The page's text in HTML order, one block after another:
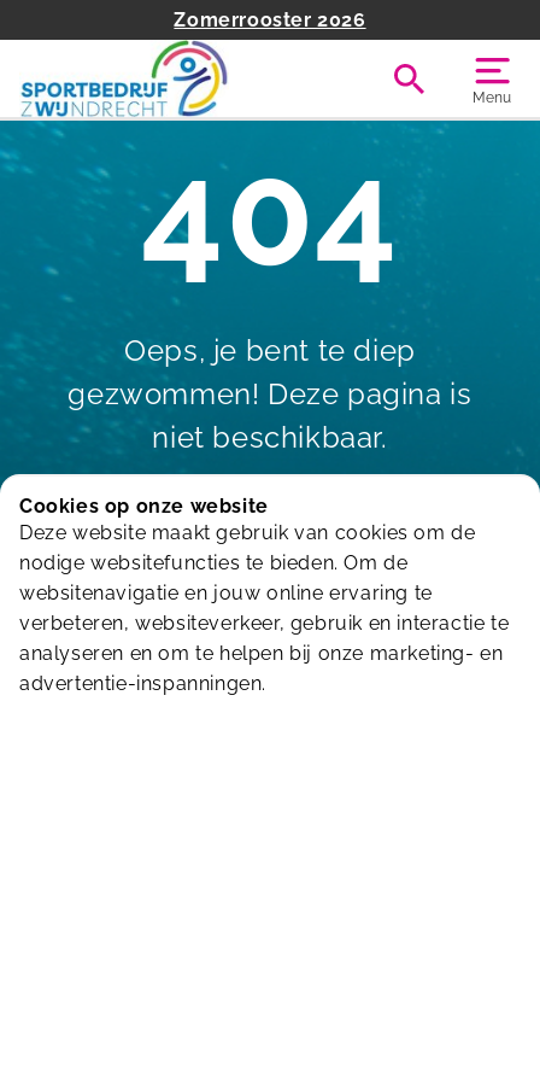
Zomerrooster 2026
Menu
404
Oeps, je bent te diep
gezwommen! Deze pagina is
niet beschikbaar.
Terug naar Home
Stuur ons een bericht
Cookies op onze website
Deze website maakt gebruik van cookies om de
nodige websitefuncties te bieden. Om de
websitenavigatie en jouw online ervaring te
verbeteren, websiteverkeer, gebruik en interactie te
analyseren en om te helpen bij onze marketing- en
advertentie-inspanningen.